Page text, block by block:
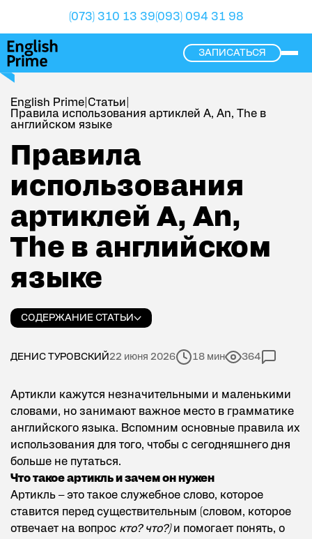
(073) 310 13 39(093) 094 31 98
ЗАПИСАТЬСЯ
English Prime Статьи
Правила использования артиклей A, An, The в
английском языке
Правила использования артиклей A, An, The в
Правила
использования
артиклей A, An,
The в английском
языке
СОДЕРЖАНИЕ СТАТЬИ
ДЕНИС ТУРОВСКИЙ22 июня 2026 18 мин 364
Артикли кажутся незначительными и маленькими
словами, но занимают важное место в грамматике
английского языка. Вспомним основные правила их
использования для того, чтобы с сегодняшнего дня
больше не путаться.
Что такое артикль и зачем он нужен
Артикль – это такое служебное слово, которое
ставится перед существительным (словом, которое
отвечает на вопрос кто? что?)и помогает понять, о